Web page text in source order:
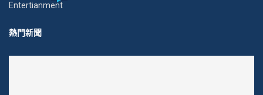
Entertianment
熱門新聞